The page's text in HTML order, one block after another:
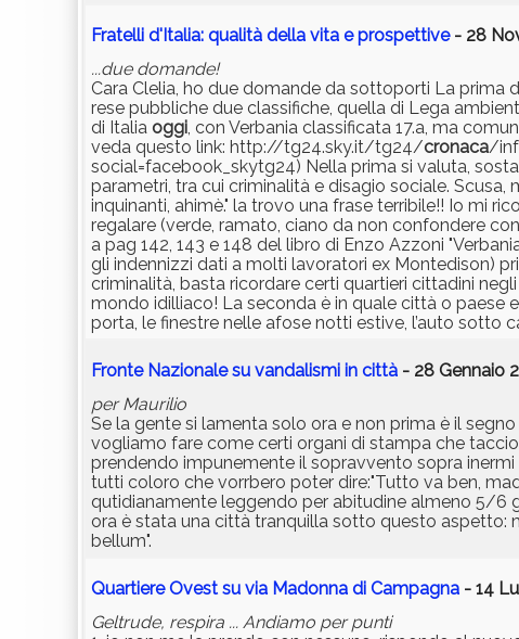
Fratelli d'Italia: qualità della vita e prospettive- 28
...due domande!
Cara Clelia, ho due domande da sottoporti La
rese pubbliche due classifiche, quella di Lega
di Italia oggi, con Verbania classificata 17.a, ma
veda questo link: http://tg24.sky.it/tg24/cronaca/
social=facebook_skytg24) Nella prima si valuta,
parametri, tra cui criminalità e disagio sociale.
inquinanti, ahimè." la trovo una frase terribile!! Io mi
regalare (verde, ramato, ciano da non confondere
a pag 142, 143 e 148 del libro di Enzo Azzoni
gli indennizzi dati a molti lavoratori ex Montedison)
criminalità, basta ricordare certi quartieri cittadini
mondo idilliaco! La seconda è in quale città o paese
porta, le finestre nelle afose notti estive, l’auto sotto
Fronte Nazionale su vandalismi in città - 28 Gennaio
per Maurilio
Se la gente si lamenta solo ora e non prima è il
vogliamo fare come certi organi di stampa che
prendendo impunemente il sopravvento sopra
tutti coloro che vorrbero poter dire:"Tutto va ben,
qutidianamente leggendo per abitudine almeno 5/6
ora è stata una città tranquilla sotto questo aspetto:
bellum".
Quartiere Ovest su via Madonna di Campagna - 14
Geltrude, respira ... Andiamo per punti